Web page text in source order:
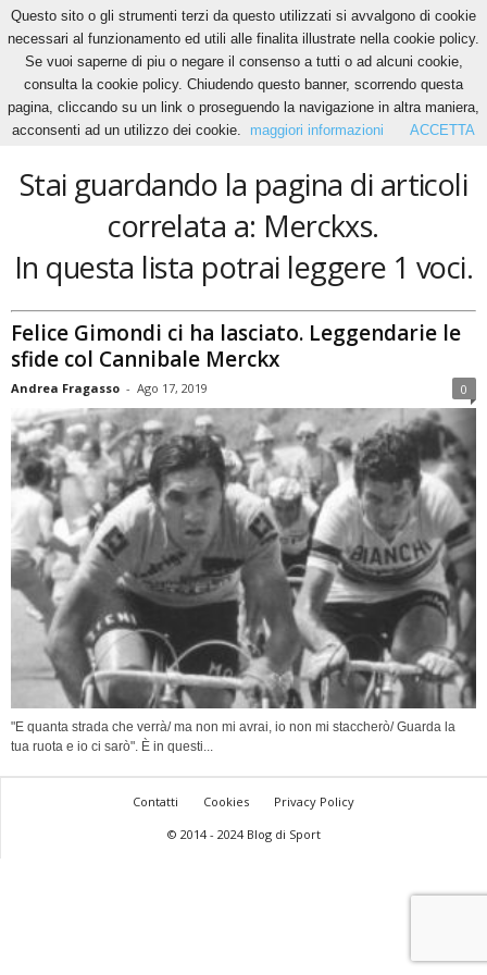
Home Tags Merckxs
Merckxs
Stai guardando la pagina di articoli
correlata a: Merckxs.
In questa lista potrai leggere 1 voci.
Felice Gimondi ci ha lasciato. Leggendarie le
sfide col Cannibale Merckx
Andrea Fragasso - Ago 17, 2019 0
"E quanta strada che verrà/ ma non mi avrai, io non mi staccherò/ Guarda la
tua ruota e io ci sarò". È in questi...
Contatti Cookies
Privacy Policy
© 2014 - 2024 Blog di Sport
Questo sito o gli strumenti terzi da questo utilizzati si avvalgono di cookie
necessari al funzionamento ed utili alle finalita illustrate nella cookie policy.
Se vuoi saperne di piu o negare il consenso a tutti o ad alcuni cookie,
consulta la cookie policy. Chiudendo questo banner, scorrendo questa
pagina, cliccando su un link o proseguendo la navigazione in altra maniera,
acconsenti ad un utilizzo dei cookie.
maggiori informazioni ACCETTA